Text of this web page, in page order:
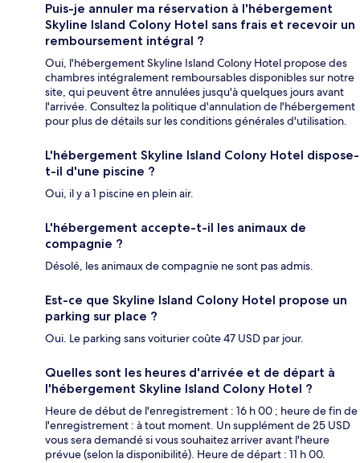
Puis-je annuler ma réservation à l'hébergement
Skyline Island Colony Hotel sans frais et recevoir un
remboursement intégral ?
Oui, l'hébergement Skyline Island Colony Hotel propose des
chambres intégralement remboursables disponibles sur notre
site, qui peuvent être annulées jusqu'à quelques jours avant
l'arrivée. Consultez la politique d'annulation de l'hébergement
pour plus de détails sur les conditions générales d'utilisation.
L'hébergement Skyline Island Colony Hotel dispose-
t-il d'une piscine ?
Oui, il y a 1 piscine en plein air.
L'hébergement accepte-t-il les animaux de
compagnie ?
Désolé, les animaux de compagnie ne sont pas admis.
Est-ce que Skyline Island Colony Hotel propose un
parking sur place ?
Oui. Le parking sans voiturier coûte 47 USD par jour.
Quelles sont les heures d'arrivée et de départ à
l'hébergement Skyline Island Colony Hotel ?
Heure de début de l'enregistrement : 16 h 00 ; heure de fin de
l'enregistrement : à tout moment. Un supplément de 25 USD
vous sera demandé si vous souhaitez arriver avant l'heure
prévue (selon la disponibilité). Heure de départ : 11 h 00.